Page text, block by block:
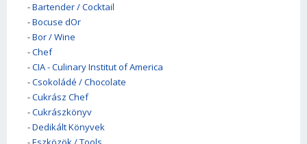
-Bartender / Cocktail
-Bocuse dOr
-Bor / Wine
-Chef
-CIA - Culinary Institut of America
-Csokoládé / Chocolate
-Cukrász Chef
-Cukrászkönyv
-Dedikált Könyvek